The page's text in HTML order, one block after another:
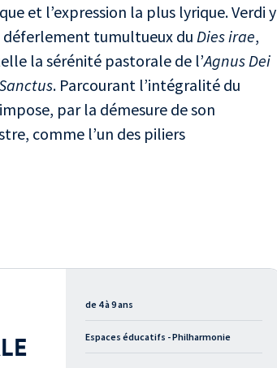
et l’expression la plus lyrique. Verdi y
déferlement tumultueux du Dies irae,
la sérénité pastorale de l’Agnus Dei
. Parcourant l’intégralité du
par la démesure de son
comme l’un des piliers
de 4 à 9 ans
Espaces éducatifs - Philharmonie